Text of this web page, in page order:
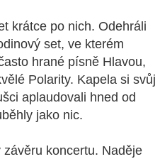
krátce po nich. Odehráli
set, ve kterém
hrané písně Hlavou,
Polarity. Kapela si svůj
aplaudovali hned od
jako nic.
koncertu. Naděje